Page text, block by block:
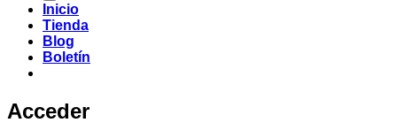
Inicio
Tienda
Blog
Boletín
Acceder